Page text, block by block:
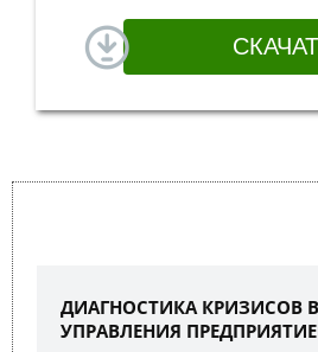
ДИАГНОСТИКА КРИЗИСОВ
УПРАВЛЕНИЯ